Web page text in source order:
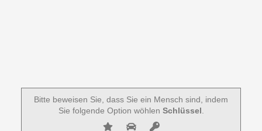
Bitte beweisen Sie, dass Sie ein Mensch sind, indem
Sie folgende Option wöhlen Schlüssel